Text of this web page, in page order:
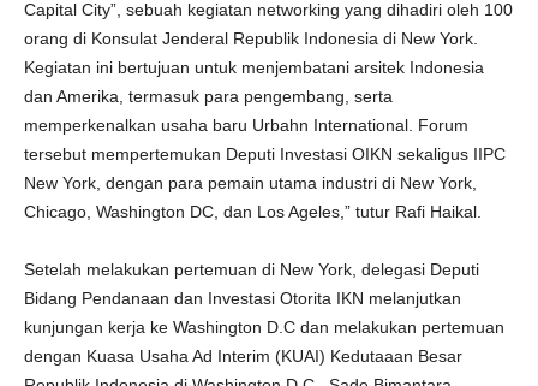
Capital City”, sebuah kegiatan networking yang dihadiri oleh 100
orang di Konsulat Jenderal Republik Indonesia di New York.
Kegiatan ini bertujuan untuk menjembatani arsitek Indonesia
dan Amerika, termasuk para pengembang, serta
memperkenalkan usaha baru Urbahn International. Forum
tersebut mempertemukan Deputi Investasi OIKN sekaligus IIPC
New York, dengan para pemain utama industri di New York,
Chicago, Washington DC, dan Los Ageles,” tutur Rafi Haikal.
Setelah melakukan pertemuan di New York, delegasi Deputi
Bidang Pendanaan dan Investasi Otorita IKN melanjutkan
kunjungan kerja ke Washington D.C dan melakukan pertemuan
dengan Kuasa Usaha Ad Interim (KUAI) Kedutaaan Besar